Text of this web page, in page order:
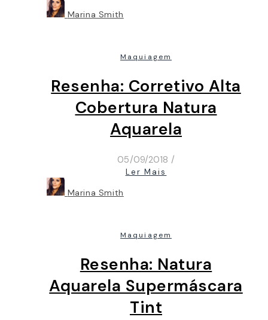
Marina Smith
Maquiagem
Resenha: Corretivo Alta
Cobertura Natura
Aquarela
05/09/2018 /
Ler Mais
Marina Smith
Maquiagem
Resenha: Natura
Aquarela Supermáscara
Tint